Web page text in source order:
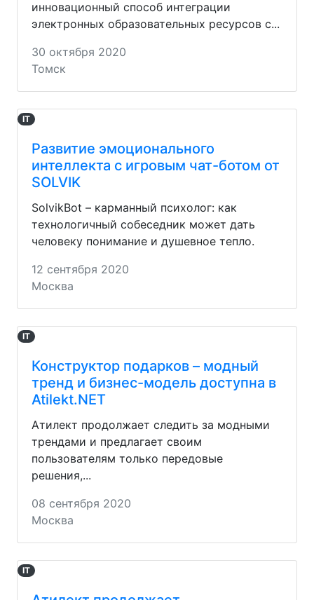
инновационный способ интеграции
электронных образовательных ресурсов с...
30 октября 2020
Томск
IT
Развитие эмоционального
интеллекта с игровым чат-ботом от
SOLVIK
SolvikBot – карманный психолог: как
технологичный собеседник может дать
человеку понимание и душевное тепло.
12 сентября 2020
Москва
IT
Конструктор подарков – модный
тренд и бизнес-модель доступна в
Atilekt.NET
Атилект продолжает следить за модными
трендами и предлагает своим
пользователям только передовые
решения,...
08 сентября 2020
Москва
IT